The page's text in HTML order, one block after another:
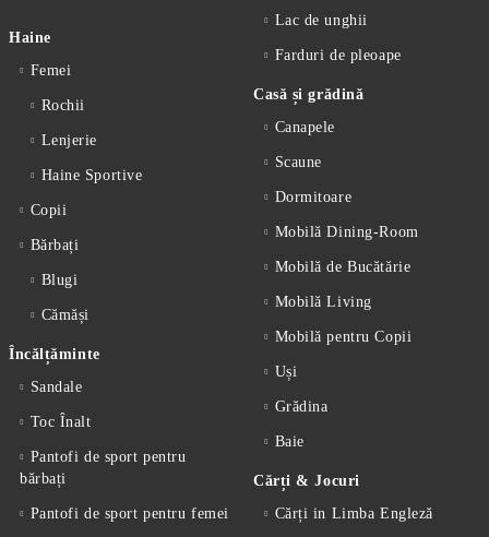
Haine
Femei
Rochii
Lenjerie
Haine Sportive
Copii
Bărbați
Blugi
Cămăși
Încălțăminte
Sandale
Toc Înalt
Pantofi de sport pentru
bărbați
Pantofi de sport pentru femei
Lac de unghii
Farduri de pleoape
Casă și grădină
Canapele
Scaune
Dormitoare
Mobilă Dining-Room
Mobilă de Bucătărie
Mobilă Living
Mobilă pentru Copii
Uși
Grădina
Baie
Cărți & Jocuri
Cărți in Limba Engleză